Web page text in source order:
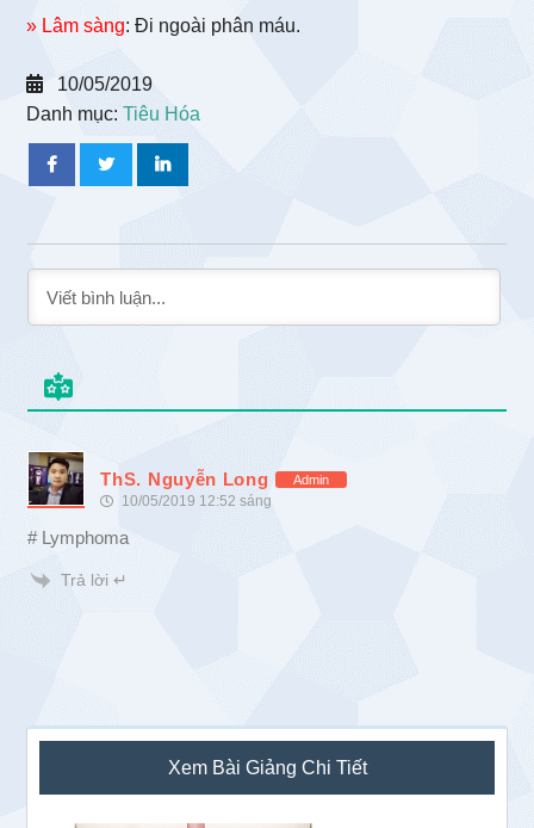
» Lâm sàng: Đi ngoài phân máu.
10/05/2019
Danh mục:Tiêu Hóa
ThS. Nguyễn Long Admin
10/05/2019 12:52 sáng
# Lymphoma
Trả lời ↵
Sidebar
chính
Xem Bài Giảng Chi Tiết